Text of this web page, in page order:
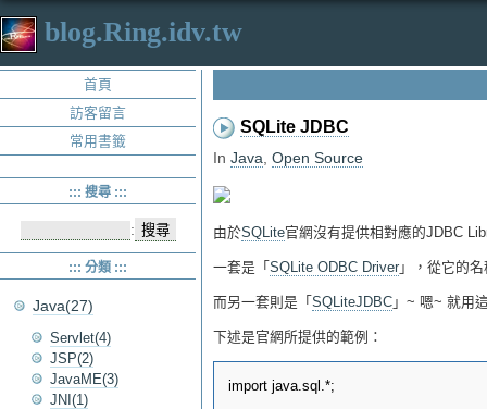
blog.Ring.idv.tw
SQLite JDBC
In Java Open Source
由於SQLite官網沒有提供相對應的JDBC
一套是「 SQLite ODBC Driver 」，從它的
而另一套則是「 SQLiteJDBC 」~ 嗯~ 就用
下述是官網所提供的範例：
import java.sql.*;
首頁
訪客留言
常用書籤
::: 搜尋 :::
:
::: 分類 :::
Java(27)
Servlet(4)
JSP(2)
JavaME(3)
JNI(1)